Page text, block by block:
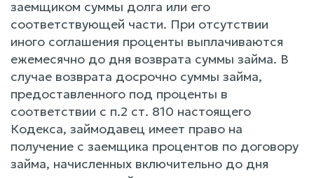
заемщиком суммы долга или его
соответствующей части. При отсутствии
иного соглашения проценты выплачиваются
ежемесячно до дня возврата суммы займа. В
случае возврата досрочно суммы займа,
предоставленного под проценты в
соответствии с п.2 ст. 810 настоящего
Кодекса, займодавец имеет право на
получение с заемщика процентов по договору
займа, начисленных включительно до дня